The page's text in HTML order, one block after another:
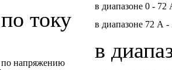
по току
в диапазоне 0 - 72
в диапазоне 72 А
по напряжению
в